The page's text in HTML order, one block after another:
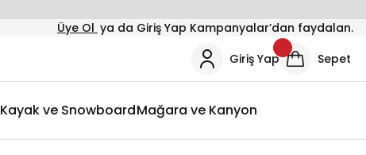
Üye Ol ya da Giriş Yap Kampanyalar’dan faydalan.
Giriş Yap
Sepet
Kayak ve SnowboardMağara ve Kanyon